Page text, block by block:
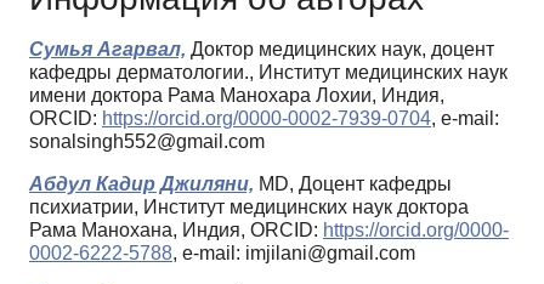
Сумья Агарвал, Доктор медицинских наук, доцент
кафедры дерматологии., Институт медицинских наук
имени доктора Рама Манохара Лохии, Индия,
ORCID: https://orcid.org/0000-0002-7939-0704, e-mail:
sonalsingh552@gmail.com
Абдул Кадир Джиляни, MD, Доцент кафедры
психиатрии, Институт медицинских наук доктора
Рама Манохана, Индия, ORCID: https://orcid.org/0000-
0002-6222-5788, e-mail: imjilani@gmail.com